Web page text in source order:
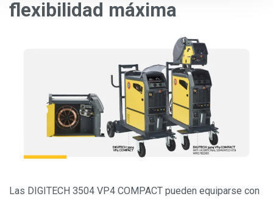
flexibilidad máxima
Las DIGITECH 3504 VP4 COMPACT pueden equiparse con